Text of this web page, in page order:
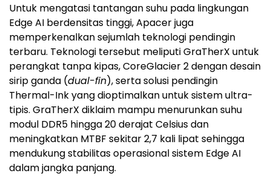
Untuk mengatasi tantangan suhu pada lingkungan
Edge AI berdensitas tinggi, Apacer juga
memperkenalkan sejumlah teknologi pendingin
terbaru. Teknologi tersebut meliputi GraTherX untuk
perangkat tanpa kipas, CoreGlacier 2 dengan desain
sirip ganda (dual-fin), serta solusi pendingin
Thermal-Ink yang dioptimalkan untuk sistem ultra-
tipis. GraTherX diklaim mampu menurunkan suhu
modul DDR5 hingga 20 derajat Celsius dan
meningkatkan MTBF sekitar 2,7 kali lipat sehingga
mendukung stabilitas operasional sistem Edge AI
dalam jangka panjang.